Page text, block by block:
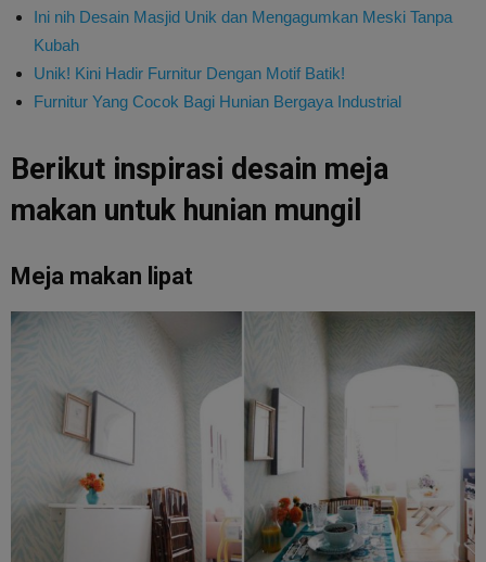
Ini nih Desain Masjid Unik dan Mengagumkan Meski Tanpa
Kubah
Unik! Kini Hadir Furnitur Dengan Motif Batik!
Furnitur Yang Cocok Bagi Hunian Bergaya Industrial
Berikut inspirasi desain meja
makan untuk hunian mungil
Meja makan lipat